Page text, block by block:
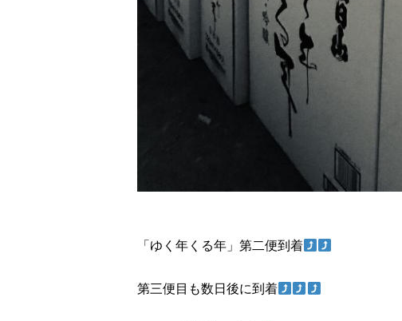
「ゆく年くる年」第二便到着
第三便目も数日後に到着